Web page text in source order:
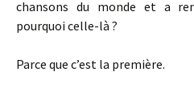
chansons du monde et a
pourquoi celle-là ?
Parce que c’est la première.